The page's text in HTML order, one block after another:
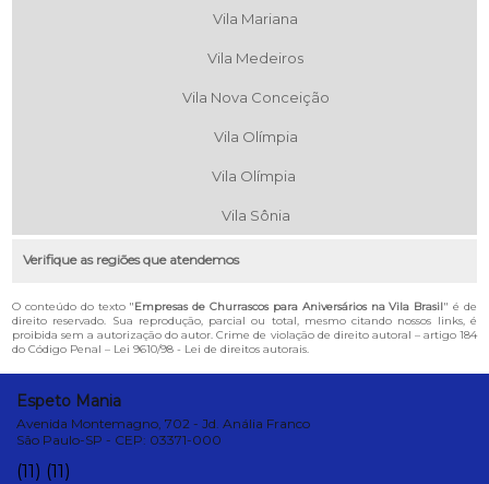
Vila Mariana
Vila Medeiros
Vila Nova Conceição
Vila Olímpia
Vila Olímpia
Vila Sônia
Verifique as regiões que atendemos
O conteúdo do texto "Empresas de Churrascos para Aniversários na Vila Brasil" é de
direito reservado. Sua reprodução, parcial ou total, mesmo citando nossos links, é
proibida sem a autorização do autor. Crime de violação de direito autoral – artigo 184
do Código Penal – Lei 9610/98 - Lei de direitos autorais.
Espeto Mania
Avenida Montemagno, 702 - Jd. Anália Franco
São Paulo-SP - CEP: 03371-000
(11) (11)